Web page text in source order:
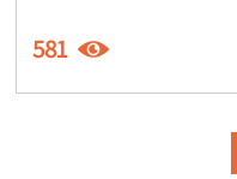
581